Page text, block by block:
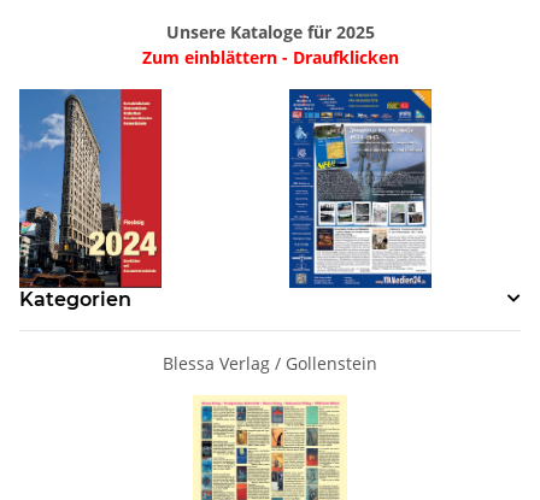
Unsere Kataloge für 2025
Zum einblättern - Draufklicken
Kategorien
Blessa Verlag / Gollenstein